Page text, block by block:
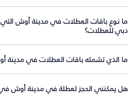
ما نوع باقات العطلات في مدينة أوش التي
دبي للعطلات؟
ما الذي تشمله باقات العطلات في مدينة
هل يمكنني الحجز لعطلة في مدينة أوش في